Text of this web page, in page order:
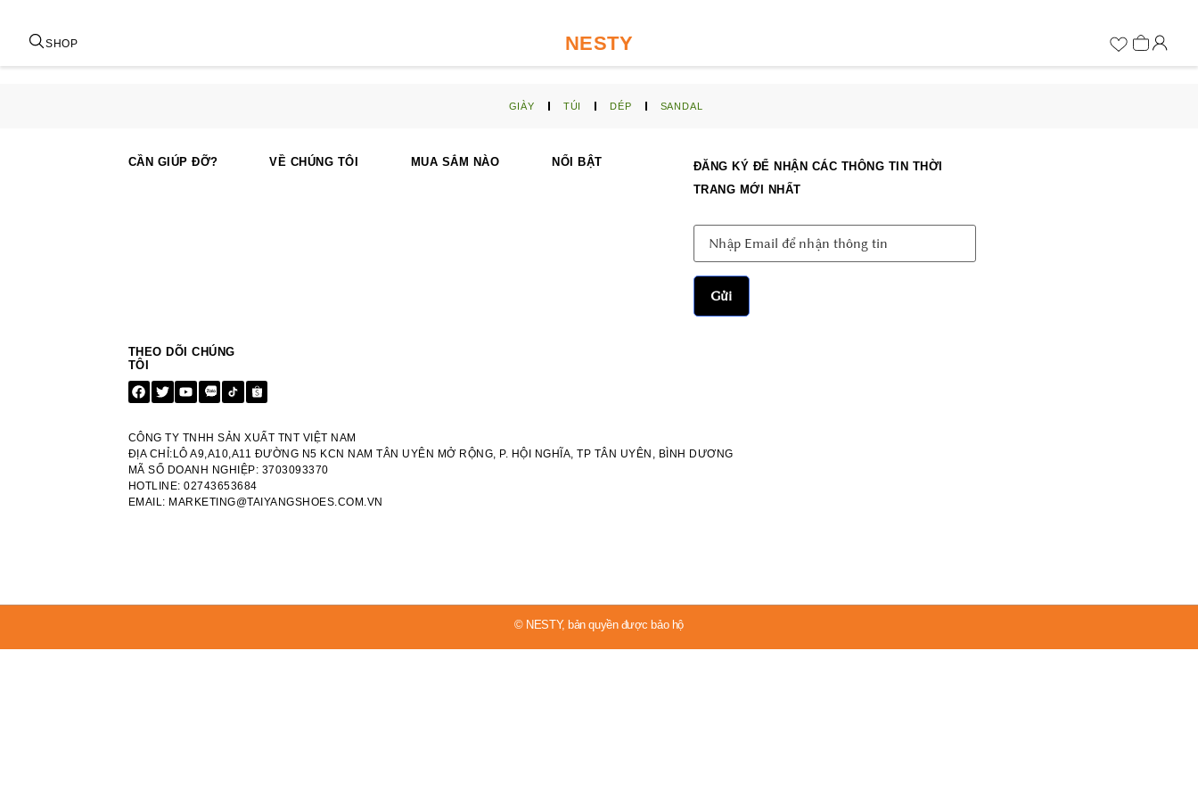
SHOP NESTY
GIÀY TÚI DÉP SANDAL
CẦN GIÚP ĐỠ? VỀ CHÚNG TÔI MUA SẮM NÀO NỔI BẬT
ĐĂNG KÝ ĐỂ NHẬN CÁC THÔNG TIN THỜI
TRANG MỚI NHẤT
THEO DÕI CHÚNG
TÔI
CÔNG TY TNHH SẢN XUẤT TNT VIỆT NAM
ĐỊA CHỈ:LÔ A9,A10,A11 ĐƯỜNG N5 KCN NAM TÂN UYÊN MỞ RỘNG, P. HỘI NGHĨA, TP TÂN UYÊN, BÌNH DƯƠNG
MÃ SỐ DOANH NGHIỆP: 3703093370
HOTLINE: 02743653684
EMAIL: MARKETING@TAIYANGSHOES.COM.VN
© NESTY, bản quyền được bảo hộ